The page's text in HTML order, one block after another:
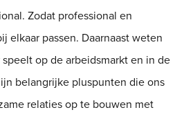
Zodat professional en
elkaar passen. Daarnaast weten
op de arbeidsmarkt en in de
belangrijke pluspunten die ons
relaties op te bouwen met